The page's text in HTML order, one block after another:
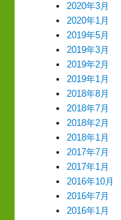
2020年3月
2020年1月
2019年5月
2019年3月
2019年2月
2019年1月
2018年8月
2018年7月
2018年2月
2018年1月
2017年7月
2017年1月
2016年10月
2016年7月
2016年1月